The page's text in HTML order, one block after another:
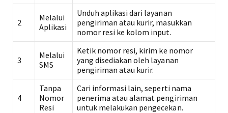
2
Melalui
Aplikasi
Unduh aplikasi dari layanan
pengiriman atau kurir, masukkan
nomor resi ke kolom input.
3
Melalui
SMS
Ketik nomor resi, kirim ke nomor
yang disediakan oleh layanan
pengiriman atau kurir.
4
Tanpa
Nomor
Resi
Cari informasi lain, seperti nama
penerima atau alamat pengiriman
untuk melakukan pengecekan.